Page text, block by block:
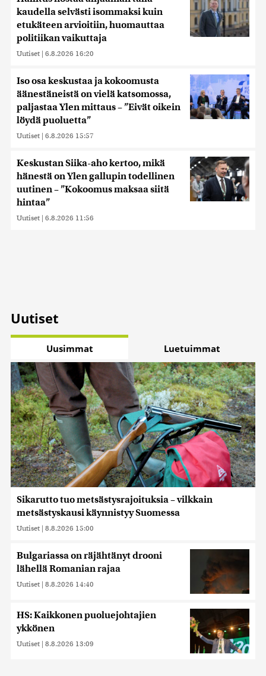
kaudella selvästi isommaksi kuin
etukäteen arvioitiin, huomauttaa
politiikan vaikuttaja
Uutiset | 6.8.2026 16:20
Iso osa keskustaa ja kokoomusta
äänestäneistä on vielä katsomossa,
paljastaa Ylen mittaus – ”Eivät oikein
löydä puoluetta”
Uutiset | 6.8.2026 15:57
Keskustan Siika-aho kertoo, mikä
hänestä on Ylen gallupin todellinen
uutinen – ”Kokoomus maksaa siitä
hintaa”
Uutiset | 6.8.2026 11:56
Uutiset
Uusimmat Luetuimmat
Sikarutto tuo metsästysrajoituksia – vilkkain
metsästyskausi käynnistyy Suomessa
Uutiset | 8.8.2026 15:00
Bulgariassa on räjähtänyt drooni
lähellä Romanian rajaa
Uutiset | 8.8.2026 14:40
HS: Kaikkonen puoluejohtajien
ykkönen
Uutiset | 8.8.2026 13:09